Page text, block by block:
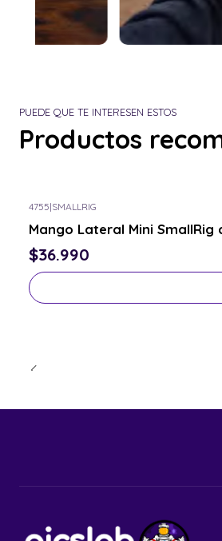
PUEDE QUE TE INTERESEN ESTOS
Productos
4755|SMALLRIG
Mango Lateral Mini
$36.990